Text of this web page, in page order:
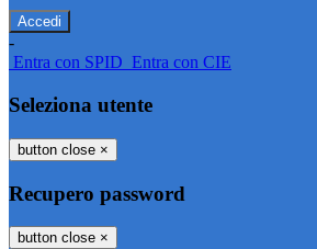
-
Entra con SPID Entra con CIE
Seleziona utente
button close ×
Recupero password
button close ×